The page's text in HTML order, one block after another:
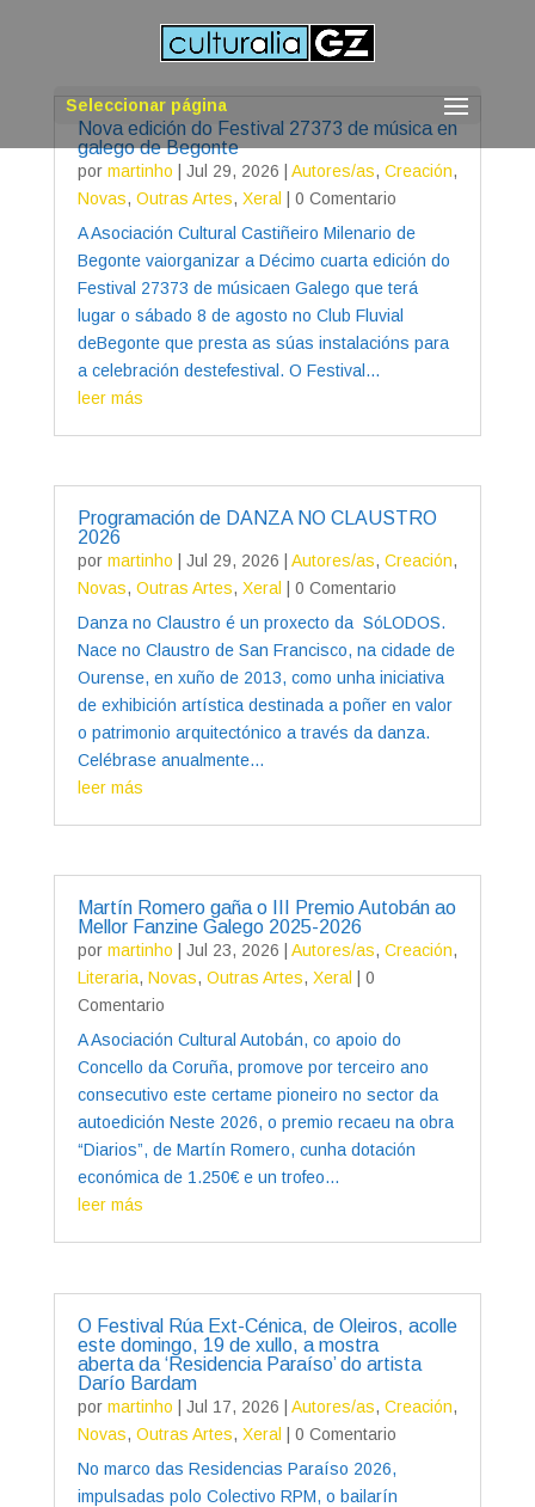
Seleccionar página
Nova edición do Festival 27373 de música en
galego de Begonte
por martinho Jul 29, 2026 Autores/as, Creación,
Novas, Outras Artes, Xeral
| 0 Comentario
A Asociación Cultural Castiñeiro Milenario de
Begonte vaiorganizar a Décimo cuarta edición do
Festival 27373 de músicaen Galego que terá
lugar o sábado 8 de agosto no Club Fluvial
deBegonte que presta as súas instalacións para
a celebración destefestival. O Festival...
leer más
Programación de DANZA NO CLAUSTRO
2026
por martinho Jul 29, 2026 Autores/as, Creación,
Novas, Outras Artes, Xeral
| 0 Comentario
Danza no Claustro é un proxecto da SóLODOS.
Nace no Claustro de San Francisco, na cidade de
Ourense, en xuño de 2013, como unha iniciativa
de exhibición artística destinada a poñer en valor
o patrimonio arquitectónico a través da danza.
Celébrase anualmente...
leer más
Martín Romero gaña o III Premio Autobán ao
Mellor Fanzine Galego 2025-2026
por martinho Jul 23, 2026 Autores/as, Creación,
Literaria, Novas, Outras Artes, Xeral
| 0
Comentario
A Asociación Cultural Autobán, co apoio do
Concello da Coruña, promove por terceiro ano
consecutivo este certame pioneiro no sector da
autoedición Neste 2026, o premio recaeu na obra
“Diarios”, de Martín Romero, cunha dotación
económica de 1.250€ e un trofeo...
leer más
O Festival Rúa Ext-Cénica, de Oleiros, acolle
este domingo, 19 de xullo, a mostra
aberta da ‘Residencia Paraíso’ do artista
Darío Bardam
por martinho Jul 17, 2026 Autores/as, Creación,
Novas, Outras Artes, Xeral
| 0 Comentario
No marco das Residencias Paraíso 2026,
impulsadas polo Colectivo RPM, o bailarín